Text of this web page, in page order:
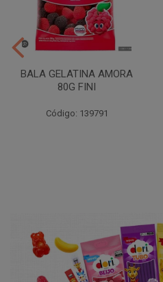
BALA GELATINA AMORA
80G FINI
Código: 139791